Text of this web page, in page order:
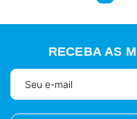
RECEBA AS